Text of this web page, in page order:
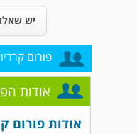
יש
פורום
אודות
אודות פורום